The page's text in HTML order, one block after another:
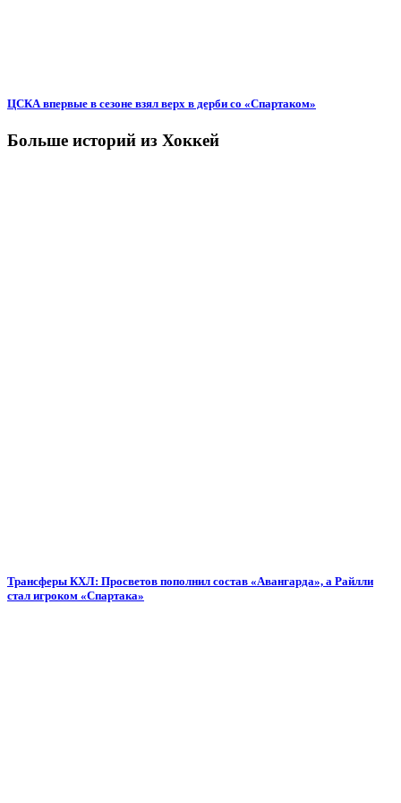
ЦСКА впервые в сезоне взял верх в дерби со «Спартаком»
Больше историй из Хоккей
Трансферы КХЛ: Просветов пополнил состав «Авангарда», а Райлли
стал игроком «Спартака»